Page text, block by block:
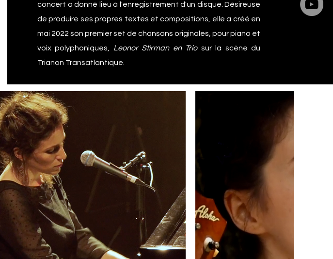
concert a donné lieu à l'enregistrement d'un disque. Désireuse
de produire ses propres textes et compositions, elle a créé en
mai 2022 son premier set de chansons originales, pour piano et
voix polyphoniques, Leonor Stirman en Triosur la scène du
Trianon Transatlantique.